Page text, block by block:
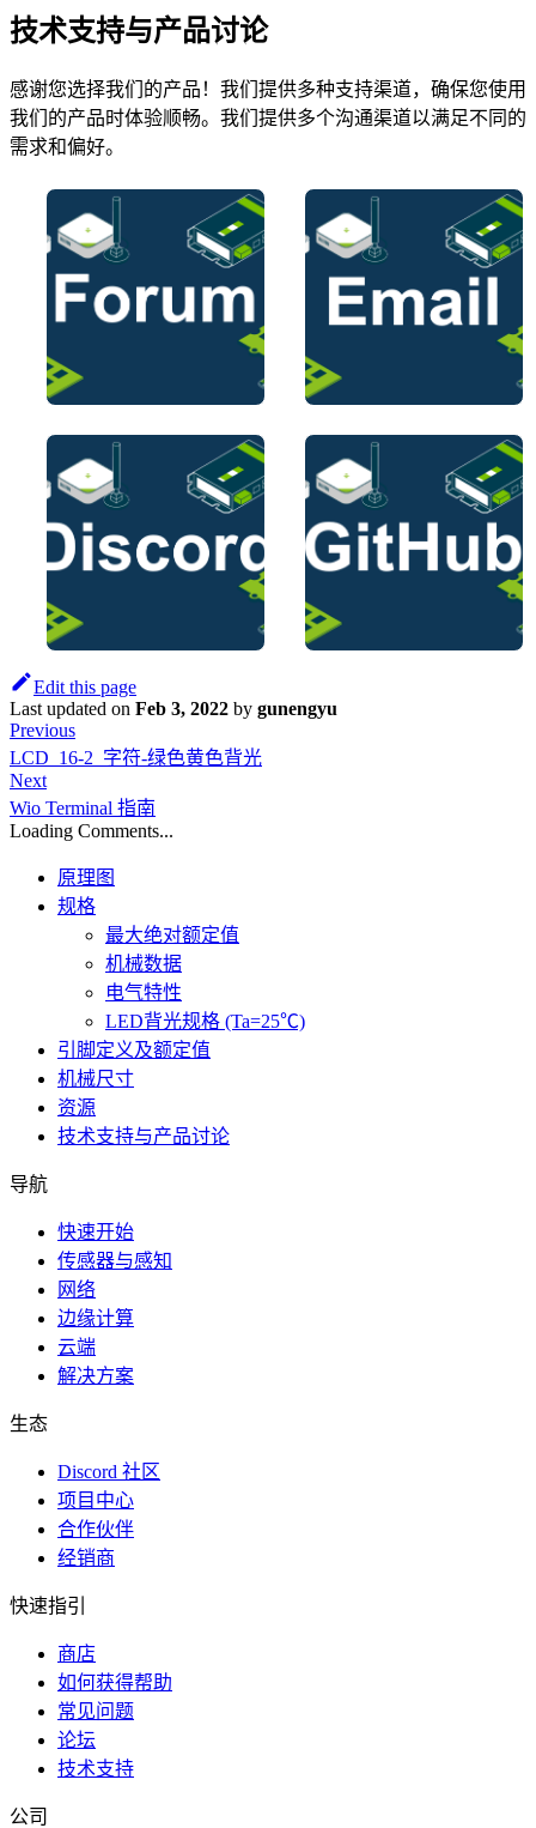
技术支持与产品讨论
感谢您选择我们的产品！我们提供多种支持渠道，确保您使用
我们的产品时体验顺畅。我们提供多个沟通渠道以满足不同的
需求和偏好。
Edit this page
Last updated on Feb 3, 2022 by gunengyu
Previous
LCD_16-2_字符-绿色黄色背光
Next
Wio Terminal 指南
Loading Comments...
原理图
规格
最大绝对额定值
机械数据
电气特性
LED背光规格 (Ta=25℃)
引脚定义及额定值
机械尺寸
资源
技术支持与产品讨论
导航
快速开始
传感器与感知
网络
边缘计算
云端
解决方案
生态
Discord 社区
项目中心
合作伙伴
经销商
快速指引
商店
如何获得帮助
常见问题
论坛
技术支持
公司